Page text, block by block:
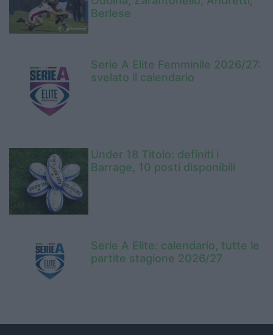
Berlese
Serie A Elite Femminile 2026/27:
svelato il calendario
Under 18 Titolo: definiti i
Barrage, 10 posti disponibili
Serie A Elite: calendario, tutte le
partite stagione 2026/27